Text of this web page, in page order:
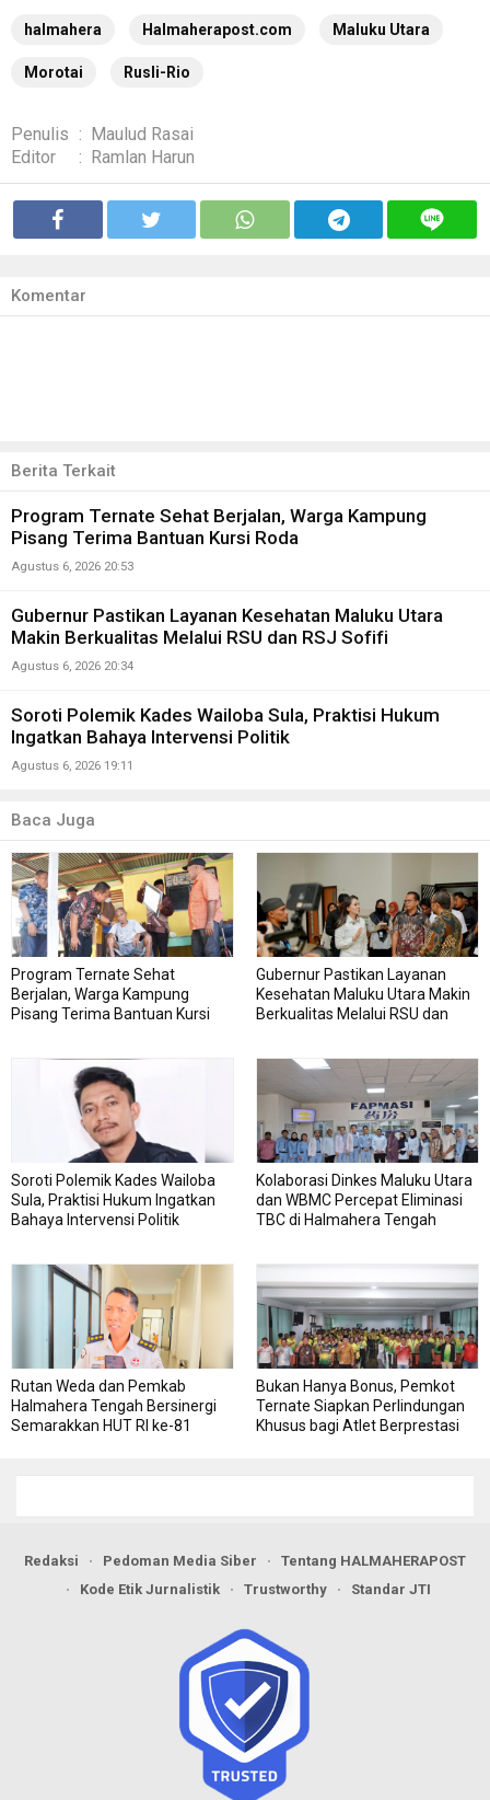
halmahera Halmaherapost.com Maluku Utara
Morotai Rusli-Rio
Penulis :
Maulud Rasai
Editor
: Ramlan Harun
Komentar
Berita Terkait
Program Ternate Sehat Berjalan, Warga Kampung
Pisang Terima Bantuan Kursi Roda
Agustus 6, 2026 20:53
Gubernur Pastikan Layanan Kesehatan Maluku Utara
Makin Berkualitas Melalui RSU dan RSJ Sofifi
Agustus 6, 2026 20:34
Soroti Polemik Kades Wailoba Sula, Praktisi Hukum
Ingatkan Bahaya Intervensi Politik
Agustus 6, 2026 19:11
Baca Juga
Program Ternate Sehat
Berjalan, Warga Kampung
Pisang Terima Bantuan Kursi
Gubernur Pastikan Layanan
Kesehatan Maluku Utara Makin
Berkualitas Melalui RSU dan
Soroti Polemik Kades Wailoba
Sula, Praktisi Hukum Ingatkan
Bahaya Intervensi Politik
Kolaborasi Dinkes Maluku Utara
dan WBMC Percepat Eliminasi
TBC di Halmahera Tengah
Rutan Weda dan Pemkab
Halmahera Tengah Bersinergi
Semarakkan HUT RI ke-81
Bukan Hanya Bonus, Pemkot
Ternate Siapkan Perlindungan
Khusus bagi Atlet Berprestasi
Redaksi Pedoman Media Siber
Tentang HALMAHERAPOST
Kode Etik Jurnalistik
Trustworthy Standar JTI